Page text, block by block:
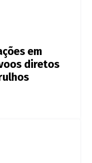
em
diretos